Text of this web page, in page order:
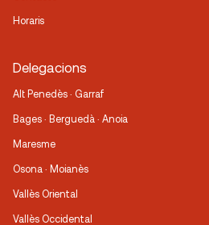
Horaris
Delegacions
Alt Penedès · Garraf
Bages · Berguedà · Anoia
Maresme
Osona · Moianès
Vallès Oriental
Vallès Occidental